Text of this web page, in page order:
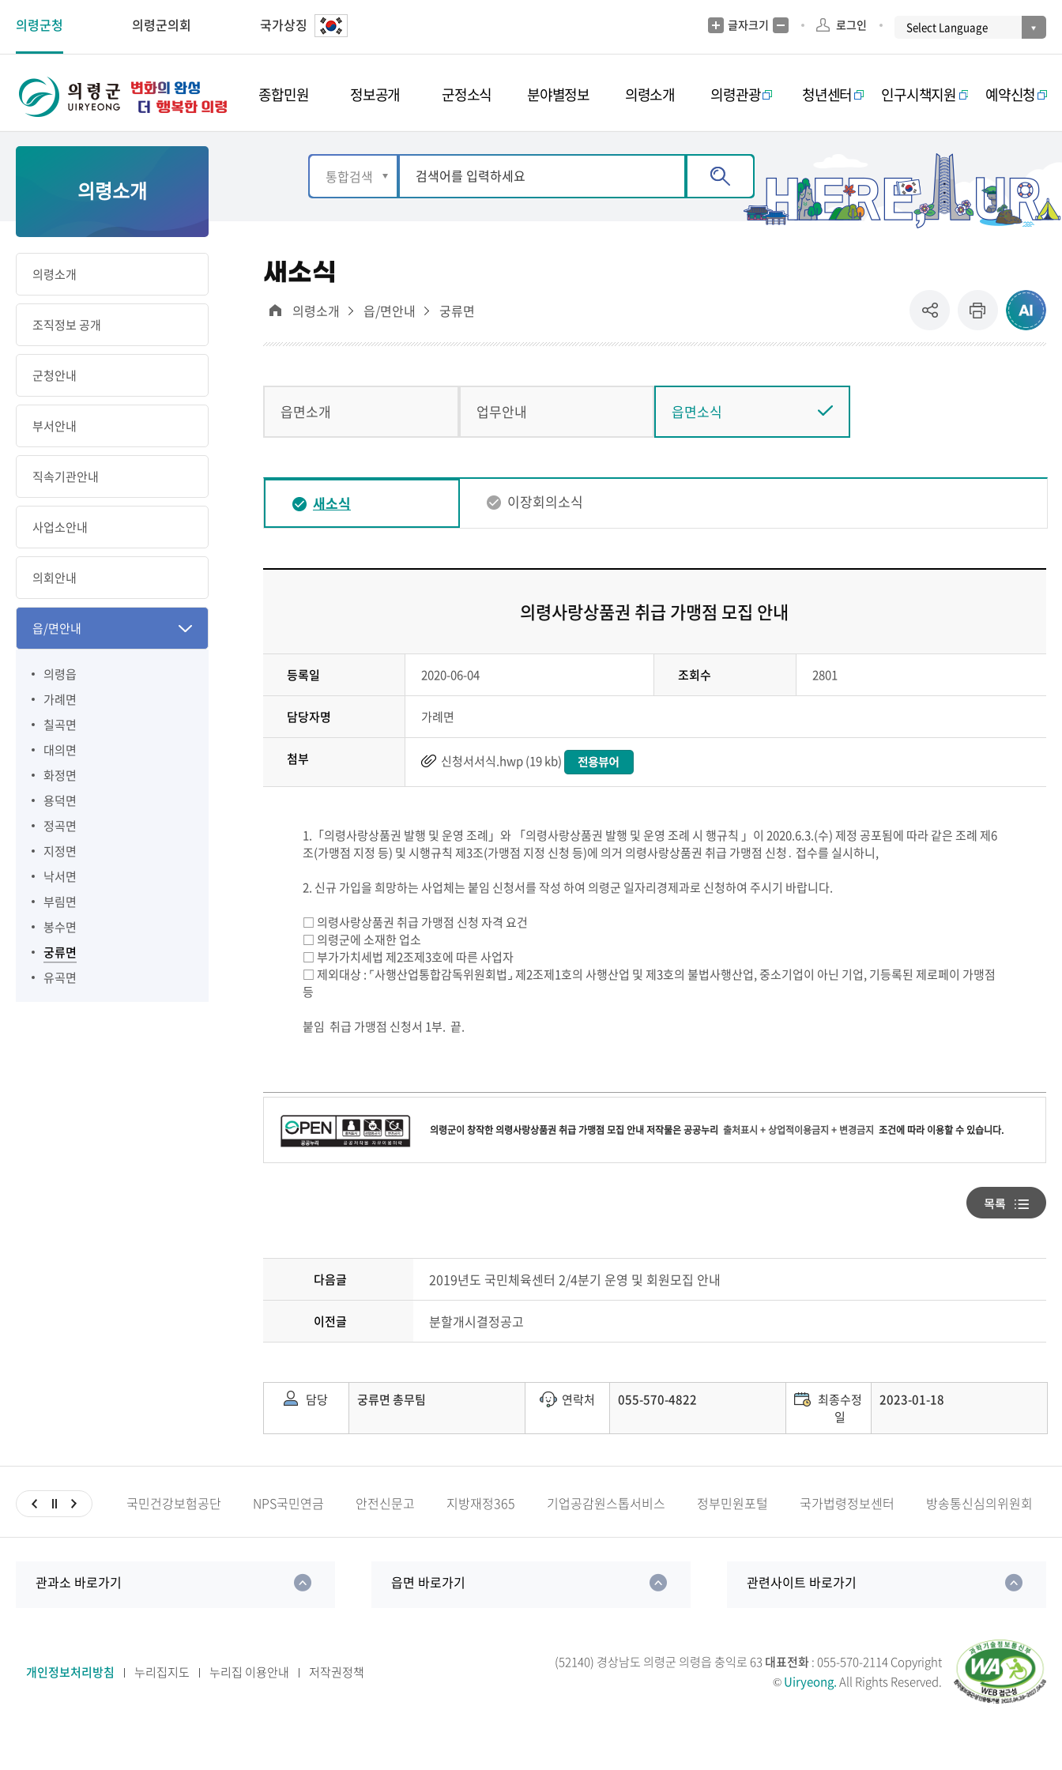
의령군청 의령군의회 국가상징 글자크기 로그인
종합민원 정보공개 군정소식 분야별정보 의령소개 의령관광 청년센터 인구시책지원 예약신청
의령소개
의령소개
조직정보 공개
군청안내
부서안내
직속기관안내
사업소안내
의회안내
읍/면안내
의령읍
가례면
칠곡면
대의면
화정면
용덕면
정곡면
지정면
낙서면
부림면
봉수면
궁류면
유곡면
새소식
의령소개 읍/면안내 궁류면
읍면소개 업무안내 읍면소식
새소식 이장회의소식
의령사랑상품권 취급 가맹점 모집 안내
등록일 2020-06-04 조회수 2801
담당자명 가례면
첨부 신청서서식.hwp (19 kb)
1.「의령사랑상품권 발행 및 운영 조례」와 「의령사랑상품권 발행 및 운영 조례 시 행규칙 」이 2020.6.3.(수) 제정 공포됨에 따라 같은 조례 제6
조(가맹점 지정 등) 및 시행규칙 제3조(가맹점 지정 신청 등)에 의거 의령사랑상품권 취급 가맹점 신청․ 접수를 실시하니,
2. 신규 가입을 희망하는 사업체는 붙임 신청서를 작성 하여 의령군 일자리경제과로 신청하여 주시기 바랍니다.
□ 의령사랑상품권 취급 가맹점 신청 자격 요건
□ 의령군에 소재한 업소
□ 부가가치세법 제2조제3호에 따른 사업자
□ 제외대상 : ⌜사행산업통합감독위원회법⌟ 제2조제1호의 사행산업 및 제3호의 불법사행산업, 중소기업이 아닌 기업, 기등록된 제로페이 가맹점
등
붙임 취급 가맹점 신청서 1부. 끝.
의령군이 창작한의령사랑상품권 취급 가맹점 모집 안내저작물은 공공누리 출처표시 + 상업적이용금지 + 변경금지 조건에 따라 이용할 수 있습니다.
다음글 2019년도 국민체육센터 2/4분기 운영 및 회원모집 안내
이전글 분할개시결정공고
담당 궁류면 총무팀 연락처 055-570-4822
최종수정
일
2023-01-18
국민건강보험공단 NPS국민연금 안전신문고 지방재정365 기업공감원스톱서비스 정부민원포털 국가법령정보센터 방송통신심의위원회
관과소 바로가기 읍면 바로가기 관련사이트 바로가기
개인정보처리방침 누리집지도 누리집 이용안내 저작권정책
(52140) 경상남도 의령군 의령읍 충익로 63 대표전화: 055-570-2114Copyright
©Uiryeong.All Rights Reserved.